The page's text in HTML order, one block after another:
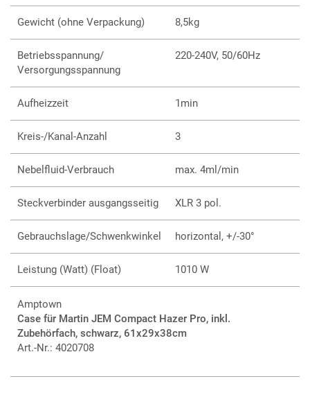
Gewicht (ohne Verpackung) 8,5kg
Betriebsspannung/
Versorgungsspannung
220-240V, 50/60Hz
Aufheizzeit 1min
Kreis-/Kanal-Anzahl 3
Nebelfluid-Verbrauch max. 4ml/min
Steckverbinder ausgangsseitig XLR 3 pol.
Gebrauchslage/Schwenkwinkel horizontal, +/-30°
Leistung (Watt) (Float) 1010 W
Amptown
Case für Martin JEM Compact Hazer Pro, inkl.
Zubehörfach, schwarz, 61x29x38cm
Art.-Nr.: 4020708